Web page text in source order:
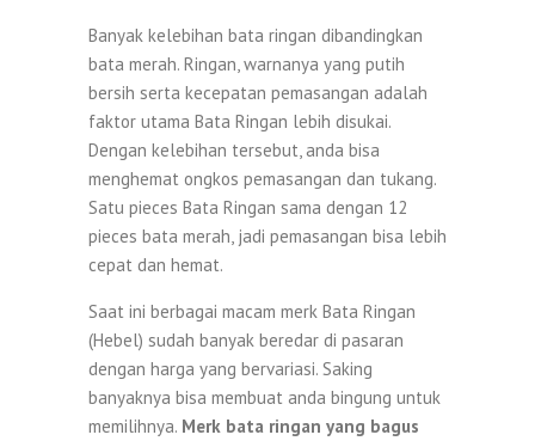
Banyak kelebihan bata ringan dibandingkan
bata merah. Ringan, warnanya yang putih
bersih serta kecepatan pemasangan adalah
faktor utama Bata Ringan lebih disukai.
Dengan kelebihan tersebut, anda bisa
menghemat ongkos pemasangan dan tukang.
Satu pieces Bata Ringan sama dengan 12
pieces bata merah, jadi pemasangan bisa lebih
cepat dan hemat.
Saat ini berbagai macam merk Bata Ringan
(Hebel) sudah banyak beredar di pasaran
dengan harga yang bervariasi. Saking
banyaknya bisa membuat anda bingung untuk
memilihnya. Merk bata ringan yang bagus